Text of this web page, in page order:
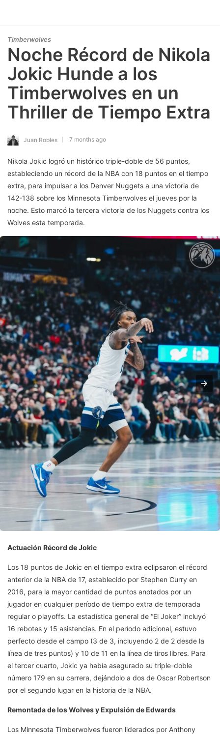
Timberwolves
Noche Récord de Nikola
Jokic Hunde a los
Timberwolves en un
Thriller de Tiempo Extra
Juan Robles 7 months ago
Nikola Jokic logró un histórico triple-doble de 56 puntos,
estableciendo un récord de la NBA con 18 puntos en el tiempo
extra, para impulsar a los Denver Nuggets a una victoria de
142-138 sobre los Minnesota Timberwolves el jueves por la
noche. Esto marcó la tercera victoria de los Nuggets contra los
Wolves esta temporada.
Actuación Récord de Jokic
Los 18 puntos de Jokic en el tiempo extra eclipsaron el récord
anterior de la NBA de 17, establecido por Stephen Curry en
2016, para la mayor cantidad de puntos anotados por un
jugador en cualquier período de tiempo extra de temporada
regular o playoffs. La estadística general de “El Joker” incluyó
16 rebotes y 15 asistencias. En el período adicional, estuvo
perfecto desde el campo (3 de 3, incluyendo 2 de 2 desde la
línea de tres puntos) y 10 de 11 en la línea de tiros libres. Para
el tercer cuarto, Jokic ya había asegurado su triple-doble
número 179 en su carrera, dejándolo a dos de Oscar Robertson
por el segundo lugar en la historia de la NBA.
Remontada de los Wolves y Expulsión de Edwards
Los Minnesota Timberwolves fueron liderados por Anthony